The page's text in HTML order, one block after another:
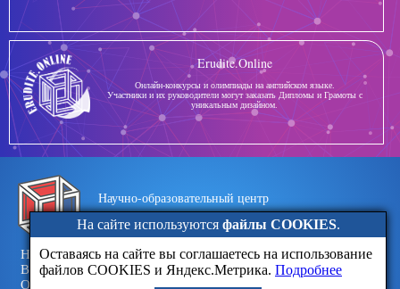
Erudite.Online
Онлайн-конкурсы и олимпиады на английском языке.
Участники и их руководители могут заказать Дипломы и Грамоты с
уникальным дизайном.
Научно-образовательный центр
Эрудит
Новости
Вопросы
Отзывы
Обратная связь
Политика конфиденциальности
Договор-оферта
На сайте используются файлы COOKIES.
Оставаясь на сайте вы соглашаетесь на использование
файлов COOKIES и Яндекс.Метрика. Подробнее